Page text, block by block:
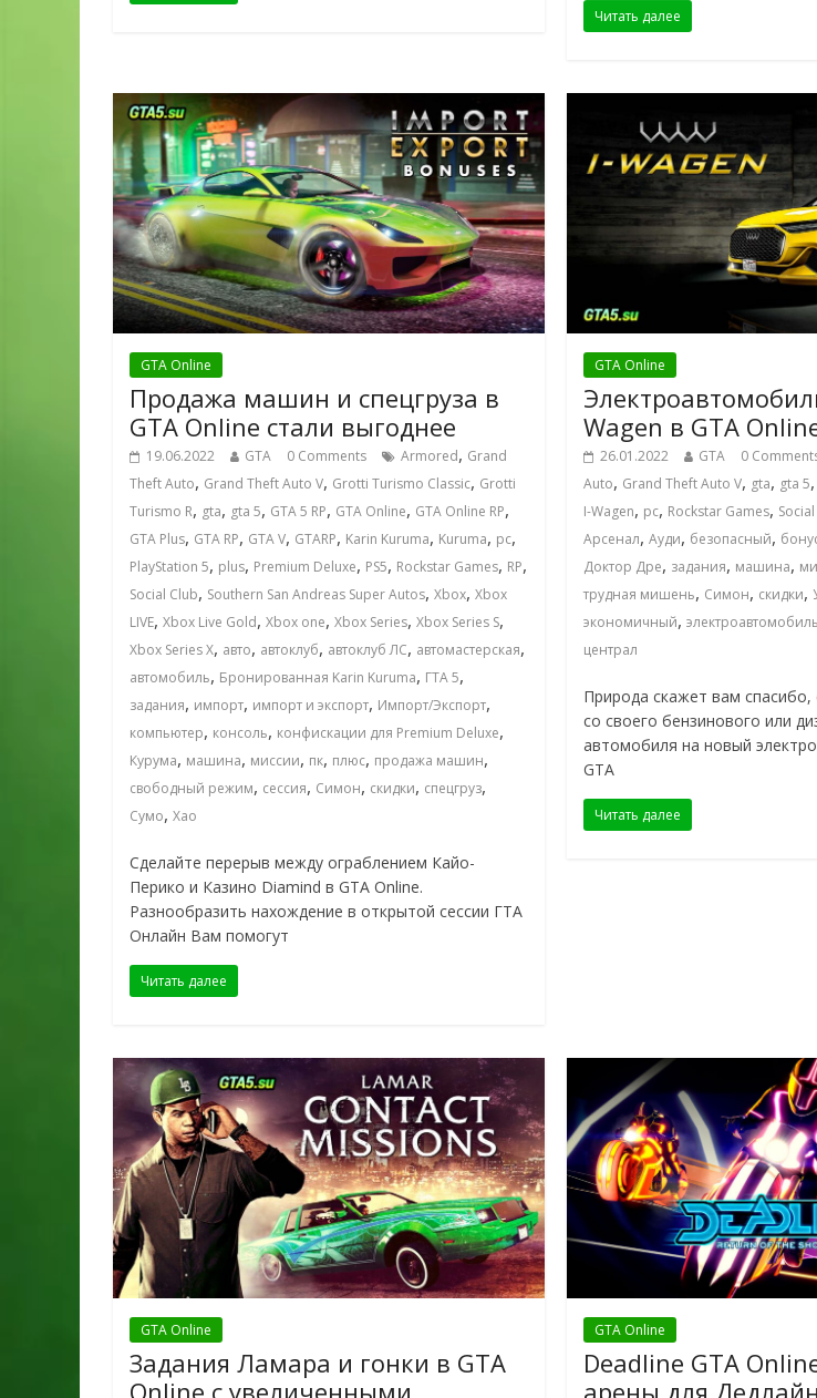
Читать далее
GTA Online
Продажа машин и спецгруза в
GTA Online стали выгоднее
19.06.2022 GTA 0 Comments Armored, Grand
Theft Auto, Grand Theft Auto V, Grotti Turismo Classic, Grotti
Turismo R, gta, gta 5, GTA 5 RP, GTA Online, GTA Online RP,
GTA Plus, GTA RP, GTA V, GTARP, Karin Kuruma, Kuruma, pc,
PlayStation 5, plus, Premium Deluxe, PS5, Rockstar Games, RP,
Social Club, Southern San Andreas Super Autos, Xbox, Xbox
LIVE, Xbox Live Gold, Xbox one, Xbox Series, Xbox Series S,
Xbox Series X, авто, автоклуб, автоклуб ЛС, автомастерская,
автомобиль, Бронированная Karin Kuruma, ГТА 5,
задания, импорт, импорт и экспорт, Импорт/Экспорт,
компьютер, консоль, конфискации для Premium Deluxe,
Курума, машина, миссии, пк, плюс, продажа машин,
свободный режим, сессия, Симон, скидки, спецгруз,
Сумо, Хао
Сделайте перерыв между ограблением Кайо-
Перико и Казино Diamind в GTA Online.
Разнообразить нахождение в открытой сессии ГТА
Онлайн Вам помогут
Читать далее
GTA Online
Wagen в GTA
26.01.2022 GTA 0
Auto, Grand Theft Auto V, gta, gta 5,
I-Wagen, pc, Rockstar Games,
Арсенал,Ауди, безопасный,
Доктор Дре, задания, машина,
трудная мишень, Симон, скидки,
экономичный,электроавтомобиль
централ
Природа скажет вам спасибо,
со своего бензинового или
автомобиля на новый
GTA
Читать далее
GTA Online
Задания Ламара и гонки в GTA
Online с увеличенными
GTA Online
Deadline GTA
арены для